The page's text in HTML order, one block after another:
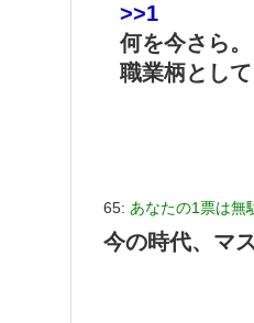
>>1
何を今さら。
職業柄とし
65: あなたの1票は無
今の時代、マ